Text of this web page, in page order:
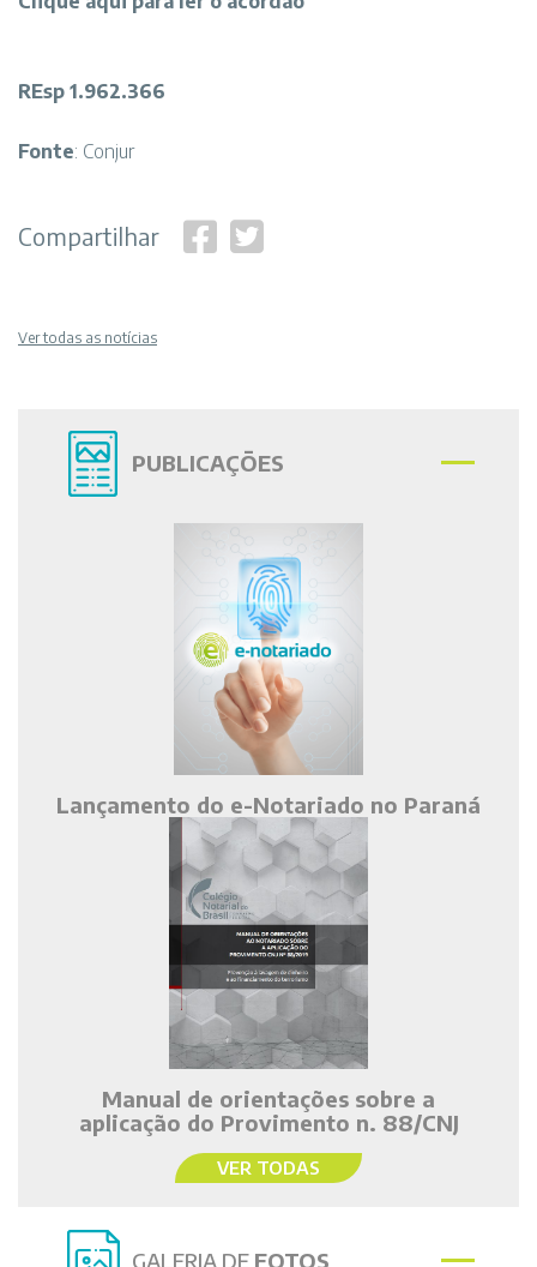
REsp 1.962.366
Fonte: Conjur
Compartilhar
Ver todas as notícias
PUBLICAÇÕES
Lançamento do e-Notariado no Paraná
Manual de orientações sobre a
aplicação do Provimento n. 88/CNJ
VER TODAS
GALERIA DE FOTOS